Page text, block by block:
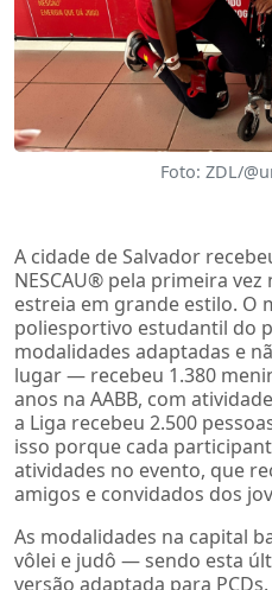
Foto: ZDL/
A cidade de Salvador
NESCAU®️ pela primeira vez
estreia em grande estilo. O
poliesportivo estudantil do
modalidades adaptadas e
lugar — recebeu 1.380
anos na AABB, com
a Liga recebeu 2.500
isso porque cada
atividades no evento, que
amigos e convidados dos
As modalidades na capital
vôlei e judô — sendo esta
versão adaptada para